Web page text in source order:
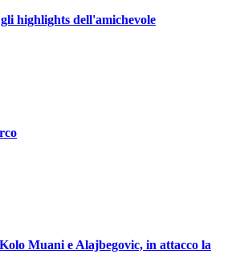
highlights dell'amichevole
Muani e Alajbegovic, in attacco la